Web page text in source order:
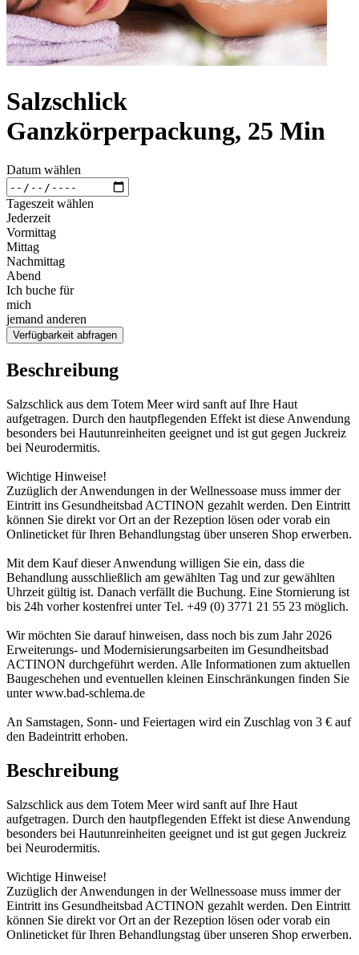
Salzschlick
Ganzkörperpackung, 25 Min
Datum wählen
Tageszeit wählen
Jederzeit
Vormittag
Mittag
Nachmittag
Abend
Ich buche für
mich
jemand anderen
Verfügbarkeit abfragen
Beschreibung
Salzschlick aus dem Totem Meer wird sanft auf Ihre Haut
aufgetragen. Durch den hautpflegenden Effekt ist diese Anwendung
besonders bei Hautunreinheiten geeignet und ist gut gegen Juckreiz
bei Neurodermitis.
Wichtige Hinweise!
Zuzüglich der Anwendungen in der Wellnessoase muss immer der
Eintritt ins Gesundheitsbad ACTINON gezahlt werden. Den Eintritt
können Sie direkt vor Ort an der Rezeption lösen oder vorab ein
Onlineticket für Ihren Behandlungstag über unseren Shop erwerben.
Mit dem Kauf dieser Anwendung willigen Sie ein, dass die
Behandlung ausschließlich am gewählten Tag und zur gewählten
Uhrzeit gültig ist. Danach verfällt die Buchung. Eine Stornierung ist
bis 24h vorher kostenfrei unter Tel. +49 (0) 3771 21 55 23 möglich.
Wir möchten Sie darauf hinweisen, dass noch bis zum Jahr 2026
Erweiterungs- und Modernisierungsarbeiten im Gesundheitsbad
ACTINON durchgeführt werden. Alle Informationen zum aktuellen
Baugeschehen und eventuellen kleinen Einschränkungen finden Sie
unter www.bad-schlema.de
An Samstagen, Sonn- und Feiertagen wird ein Zuschlag von 3 € auf
den Badeintritt erhoben.
Beschreibung
Salzschlick aus dem Totem Meer wird sanft auf Ihre Haut
aufgetragen. Durch den hautpflegenden Effekt ist diese Anwendung
besonders bei Hautunreinheiten geeignet und ist gut gegen Juckreiz
bei Neurodermitis.
Wichtige Hinweise!
Zuzüglich der Anwendungen in der Wellnessoase muss immer der
Eintritt ins Gesundheitsbad ACTINON gezahlt werden. Den Eintritt
können Sie direkt vor Ort an der Rezeption lösen oder vorab ein
Onlineticket für Ihren Behandlungstag über unseren Shop erwerben.